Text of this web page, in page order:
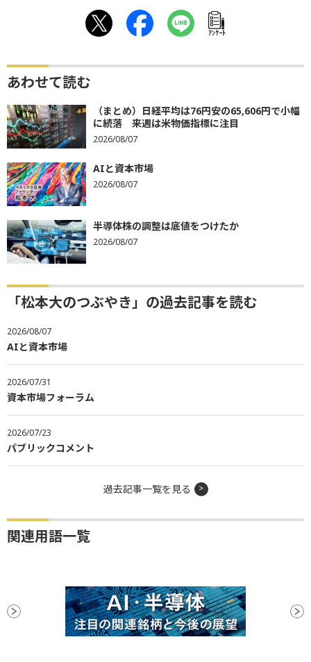
ｱﾝｹｰﾄ
あわせて読む
（まとめ）日経平均は76円安の65,606円で小幅
に続落 来週は米物価指標に注目
2026/08/07
AIと資本市場
2026/08/07
半導体株の調整は底値をつけたか
2026/08/07
「松本大のつぶやき」の過去記事を読む
2026/08/07
AIと資本市場
2026/07/31
資本市場フォーラム
2026/07/23
パブリックコメント
過去記事一覧を見る
関連用語一覧